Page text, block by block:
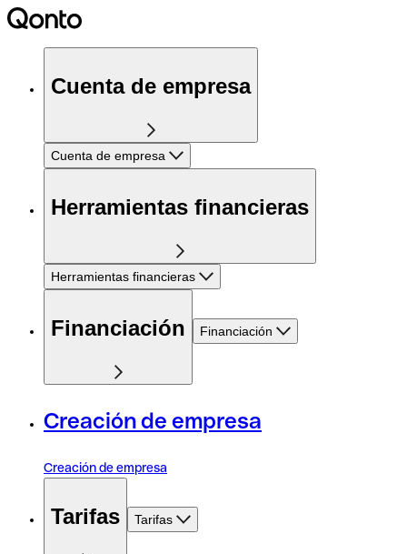
Cuenta de empresa
Cuenta de empresa
Herramientas financieras
Herramientas financieras
Financiación Financiación
Creación de empresa
Creación de empresa
Tarifas Tarifas